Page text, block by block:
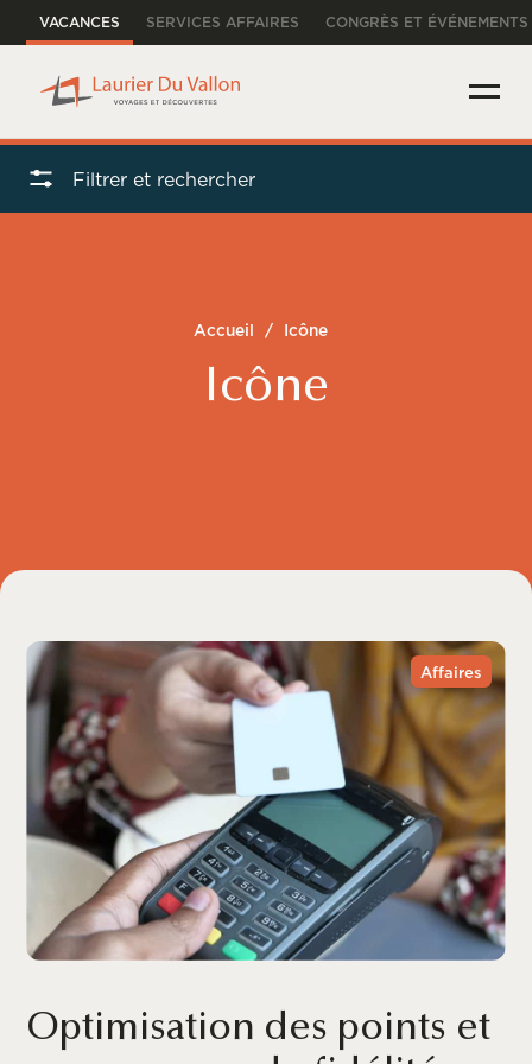
VACANCES SERVICES AFFAIRES CONGRÈS ET ÉVÉNEMENTS
Accueil / Icône
Icône
Affaires
Optimisation des points et
Filtrer et rechercher